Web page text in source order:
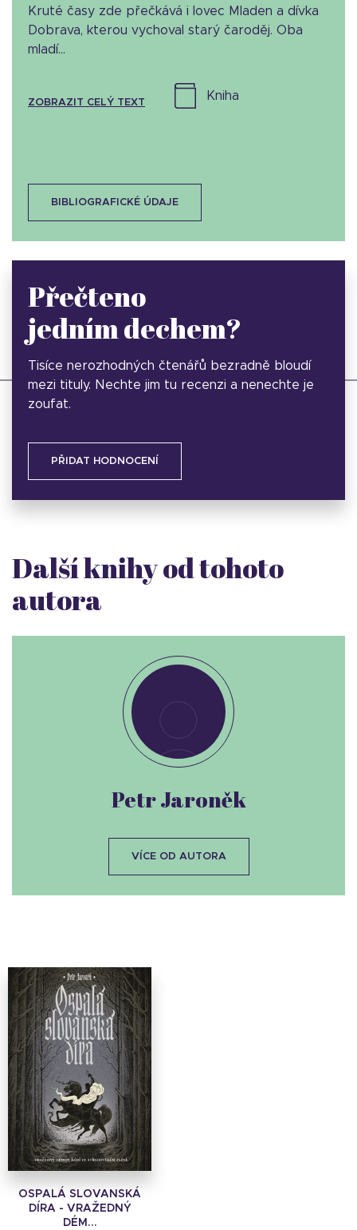
Kruté časy zde přečkává i lovec Mladen a dívka
Dobrava, kterou vychoval starý čaroděj. Oba
mladí...
ZOBRAZIT CELÝ TEXT
kniha
BIBLIOGRAFICKÉ ÚDAJE
Přečteno
jedním dechem?
Tisíce nerozhodných čtenářů bezradně bloudí
mezi tituly. Nechte jim tu recenzi a nenechte je
zoufat.
PŘIDAT HODNOCENÍ
Další knihy od tohoto
autora
OSPALÁ SLOVANSKÁ
DÍRA - VRAŽEDNÝ
DÉM...
Petr Jaroněk
VÍCE OD AUTORA